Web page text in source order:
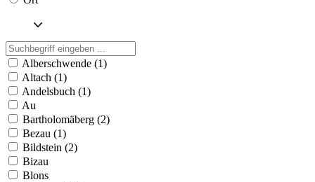
Alberschwende (1)
Altach (1)
Andelsbuch (1)
Au
Bartholomäberg (2)
Bezau (1)
Bildstein (2)
Bizau
Blons